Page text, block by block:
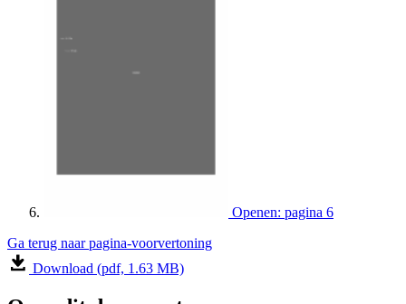
Openen: pagina 6
Ga terug naar pagina-voorvertoning
Download (pdf, 1.63 MB)